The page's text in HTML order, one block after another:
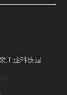
工业科技园